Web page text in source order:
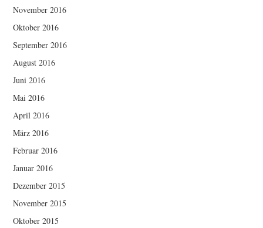
November 2016
Oktober 2016
September 2016
August 2016
Juni 2016
Mai 2016
April 2016
März 2016
Februar 2016
Januar 2016
Dezember 2015
November 2015
Oktober 2015